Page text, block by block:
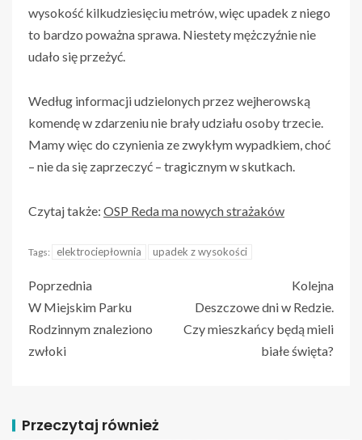
wysokość kilkudziesięciu metrów, więc upadek z niego
to bardzo poważna sprawa. Niestety mężczyźnie nie
udało się przeżyć.
Według informacji udzielonych przez wejherowską
komendę w zdarzeniu nie brały udziału osoby trzecie.
Mamy więc do czynienia ze zwykłym wypadkiem, choć
– nie da się zaprzeczyć – tragicznym w skutkach.
Czytaj także: OSP Reda ma nowych strażaków
Tags: elektrociepłownia upadek z wysokości
Poprzednia
W Miejskim Parku
Rodzinnym znaleziono
zwłoki
Kolejna
Deszczowe dni w Redzie.
Czy mieszkańcy będą mieli
białe święta?
Przeczytaj również